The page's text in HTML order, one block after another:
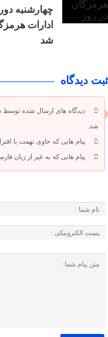
چهارشنبه
ادارات
شد
ثبت دیدگاه
دیدگاه های ارسال شده توسط
شد.
پیام هایی که حاوی تهمت یا
پیام هایی که به غیر از زبان